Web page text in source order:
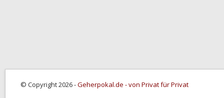
© Copyright 2026 -Geherpokal.de - von Privat für Privat